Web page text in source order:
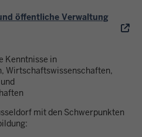
öffentliche Verwaltung
Kenntnisse in
Wirtschaftswissenschaften,
mit den Schwerpunkten